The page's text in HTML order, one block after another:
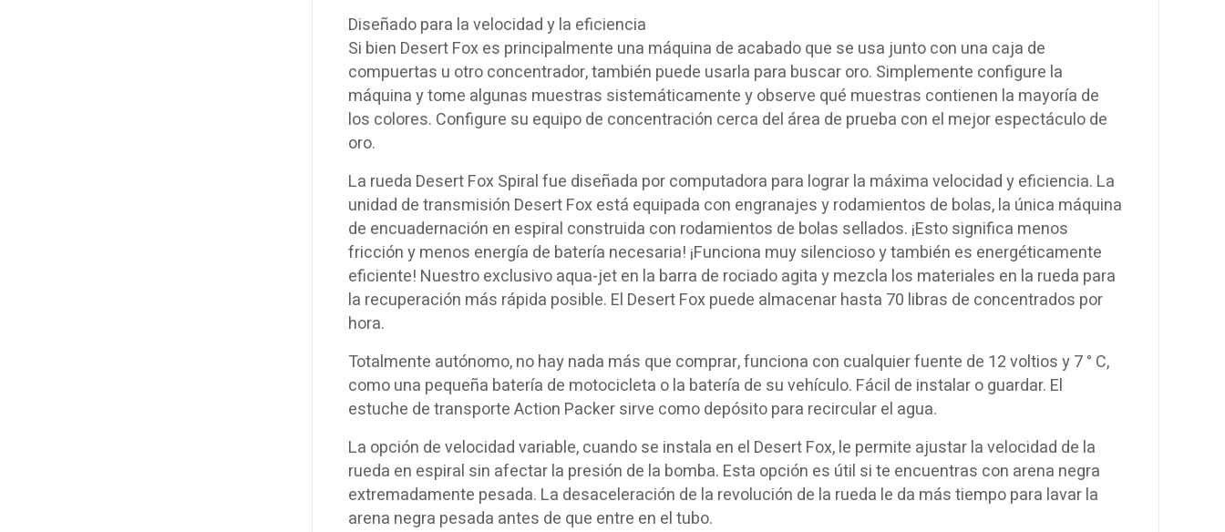
Diseñado para la velocidad y la eficiencia
Si bien Desert Fox es principalmente una máquina de acabado que se usa junto con una caja de
compuertas u otro concentrador, también puede usarla para buscar oro. Simplemente configure la
máquina y tome algunas muestras sistemáticamente y observe qué muestras contienen la mayoría de
los colores. Configure su equipo de concentración cerca del área de prueba con el mejor espectáculo de
oro.
La rueda Desert Fox Spiral fue diseñada por computadora para lograr la máxima velocidad y eficiencia. La
unidad de transmisión Desert Fox está equipada con engranajes y rodamientos de bolas, la única máquina
de encuadernación en espiral construida con rodamientos de bolas sellados. ¡Esto significa menos
fricción y menos energía de batería necesaria! ¡Funciona muy silencioso y también es energéticamente
eficiente! Nuestro exclusivo aqua-jet en la barra de rociado agita y mezcla los materiales en la rueda para
la recuperación más rápida posible. El Desert Fox puede almacenar hasta 70 libras de concentrados por
hora.
Totalmente autónomo, no hay nada más que comprar, funciona con cualquier fuente de 12 voltios y 7 ° C,
como una pequeña batería de motocicleta o la batería de su vehículo. Fácil de instalar o guardar. El
estuche de transporte Action Packer sirve como depósito para recircular el agua.
La opción de velocidad variable, cuando se instala en el Desert Fox, le permite ajustar la velocidad de la
rueda en espiral sin afectar la presión de la bomba. Esta opción es útil si te encuentras con arena negra
extremadamente pesada. La desaceleración de la revolución de la rueda le da más tiempo para lavar la
arena negra pesada antes de que entre en el tubo.